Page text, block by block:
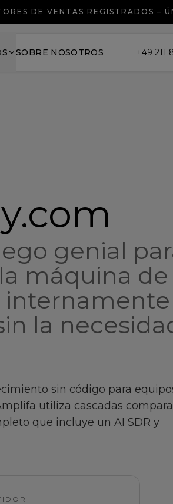
DE VENTAS REGISTRADOS –
SOBRE NOSOTROS +49 211
genial
máquina
la
sin código para
utiliza cascadas
que incluye un AI SDR y